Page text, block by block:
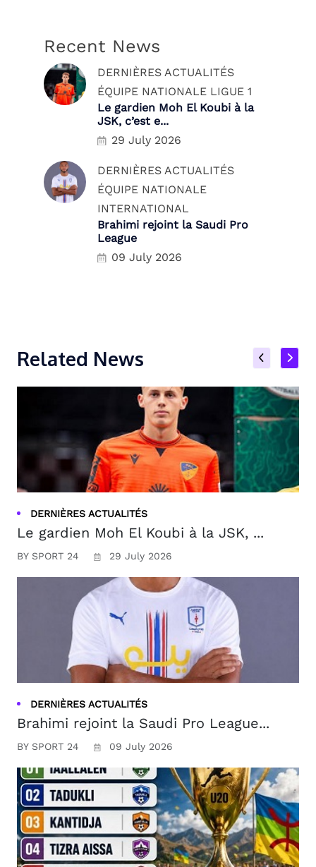
Recent News
DERNIÈRES ACTUALITÉS
ÉQUIPE NATIONALE LIGUE 1
Le gardien Moh El Koubi à la
JSK, c’est e...
29 July 2026
DERNIÈRES ACTUALITÉS
ÉQUIPE NATIONALE
INTERNATIONAL
Brahimi rejoint la Saudi Pro
League
09 July 2026
Related News
DERNIÈRES ACTUALITÉS
Le gardien Moh El Koubi à la JSK, ...
BY SPORT 24 29 July 2026
DERNIÈRES ACTUALITÉS
Brahimi rejoint la Saudi Pro League...
BY SPORT 24 09 July 2026